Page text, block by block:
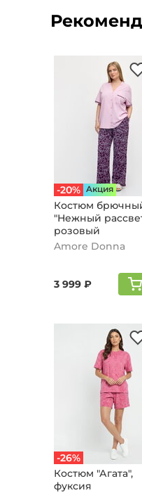
-20% Aкция
Костюм
"Нежный
розовый
Amore Donna
3 999 ₽
-26%
Костюм "Агата",
фуксия